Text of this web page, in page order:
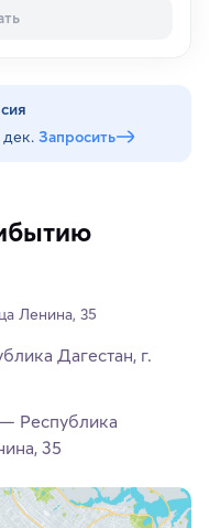
дек. Запросить
Ленина, 35
Дагестан, г.
Республика
35